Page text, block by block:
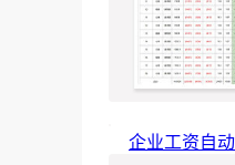
企业工资自